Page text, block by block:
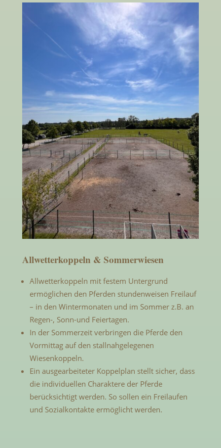
Allwetterkoppeln & Sommerwiesen
Allwetterkoppeln mit festem Untergrund
ermöglichen den Pferden stundenweisen Freilauf
– in den Wintermonaten und im Sommer z.B. an
Regen-, Sonn-und Feiertagen.
In der Sommerzeit verbringen die Pferde den
Vormittag auf den stallnahgelegenen
Wiesenkoppeln.
Ein ausgearbeiteter Koppelplan stellt sicher, dass
die individuellen Charaktere der Pferde
berücksichtigt werden. So sollen ein Freilaufen
und Sozialkontakte ermöglicht werden.